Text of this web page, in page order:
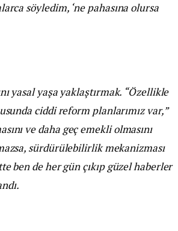
söyledim, ‘ne pahasına olursa
yasal yaşa yaklaştırmak. “Özellikle
ciddi reform planlarımız var,”
ve daha geç emekli olmasını
sürdürülebilirlik mekanizması
ben de her gün çıkıp güzel haberler